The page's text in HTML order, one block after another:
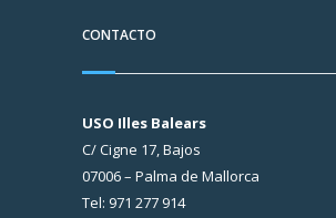
CONTACTO
USO Illes Balears
C/ Cigne 17, Bajos
07006 – Palma de Mallorca
Tel: 971 277 914